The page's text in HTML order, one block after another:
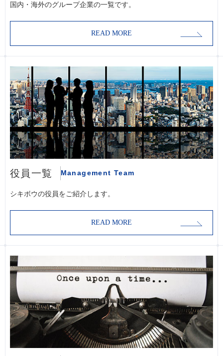
国内・海外のグループ企業の一覧です。
READ MORE
役員一覧 Management Team
シキボウの役員をご紹介します。
READ MORE